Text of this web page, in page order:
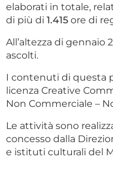
elaborati in totale,
di più di 1.415 ore di
All’altezza di gennaio
ascolti.
I contenuti di questa
licenza Creative
Non Commerciale –
Le attività sono
concesso dalla
e istituti culturali del